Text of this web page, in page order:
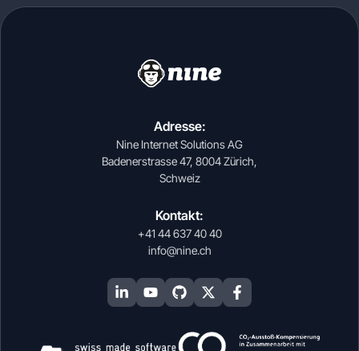
Adresse:
Nine Internet Solutions AG
Badenerstrasse 47, 8004 Zürich,
Schweiz
Kontakt:
+41 44 637 40 40
info@nine.ch